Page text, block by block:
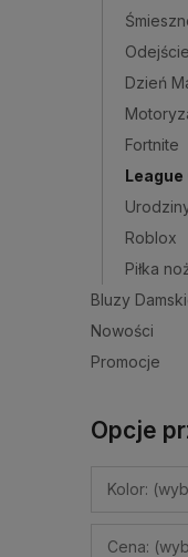
Dzień
Fortnite
League
Roblox
Piłka
Bluzy
Nowości
Promocje
Opcje
Kolor:
Cena: